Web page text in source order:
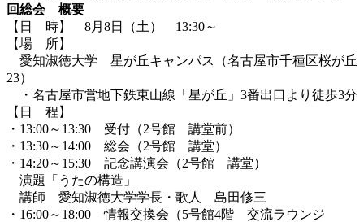
回総会 概要
【日 時】 8月8日（土） 13:30～
【場 所】
愛知淑徳大学 星が丘キャンパス（名古屋市千種区桜が丘
23）
・名古屋市営地下鉄東山線「星が丘」3番出口より徒歩3分
【日 程】
・13:00～13:30 受付（2号館 講堂前）
・13:30～14:00 総会（2号館 講堂）
・14:20～15:30 記念講演会（2号館 講堂）
演題「うたの構造」
講師 愛知淑徳大学学長・歌人 島田修三
・16:00～18:00 情報交換会（5号館4階 交流ラウンジ